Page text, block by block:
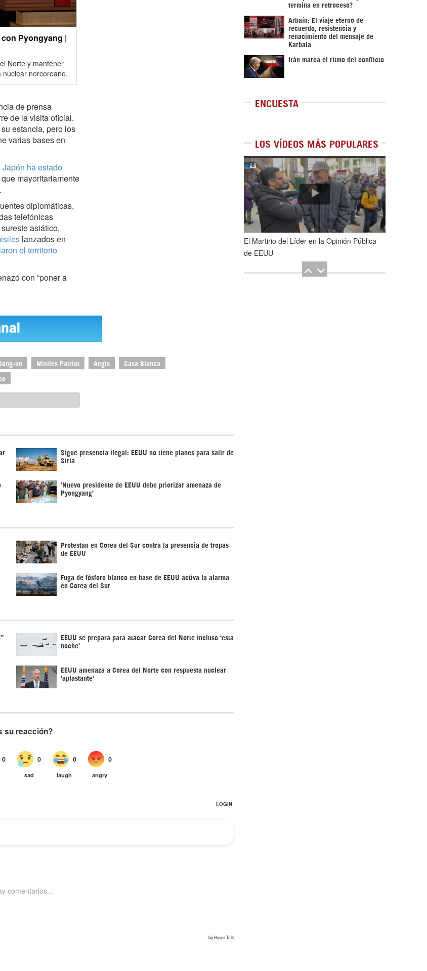
Pyongyang |
Norte y mantener
nuclear norcoreano.
de prensa
de la visita oficial.
estancia, pero los
varias bases en
Japón ha estado
mayoritariamente
diplomáticas,
telefónicas
asiático,
lanzados en
el territorio
con “poner a
un Misiles Patriot Aegis Casa Blanca
Sigue presencia ilegal: EEUU no tiene planes para salir de
Siria
‘Nuevo presidente de EEUU debe priorizar amenaza de
Pyongyang’
Protestan en Corea del Sur contra la presencia de tropas
de EEUU
Fuga de fósforo blanco en base de EEUU activa la alarma
en Corea del Sur
EEUU se prepara para atacar Corea del Norte incluso ‘esta
noche’
EEUU amenaza a Corea del Norte con respuesta nuclear
‘aplastante’
termina en retroceso?
Arbaín: El viaje eterno de
recuerdo, resistencia y
renacimiento del mensaje de
Karbala
Irán marca el ritmo del conflicto
ENCUESTA
LOS VÍDEOS MÁS POPULARES
1de5
El Martirio del Líder en la Opinión Pública
de EEUU